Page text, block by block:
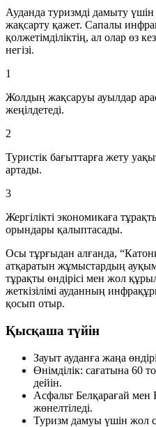
Ауданда туризмді дамыту
жақсарту қажет. Сапалы
қолжетімділіктің, ал олар өз
негізі.
1
Жолдың жақсаруы ауылдар
жеңілдетеді.
2
Туристік бағыттарға жету
артады.
3
Жергілікті экономикаға
орындары қалыптасады.
Осы тұрғыдан алғанда,
атқаратын жұмыстардың
тұрақты өндірісі мен жол
жеткізілімі ауданның
қосып отыр.
Қысқаша түйін
Зауыт ауданға жаңа
Өнімділік: сағатына 60
дейін.
Асфальт Белқарағай мен
жөнелтіледі.
Туризм дамуы үшін жол